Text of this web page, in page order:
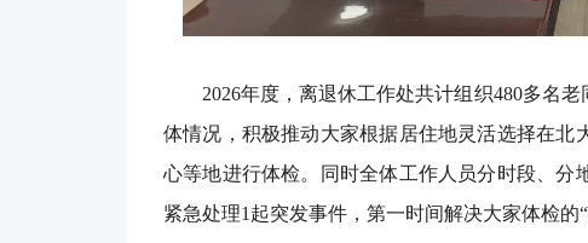
2026年度，离退休工作处共计组织480多名
体情况，积极推动大家根据居住地灵活选择在北
心等地进行体检。同时全体工作人员分时段、分
紧急处理1起突发事件，第一时间解决大家体检的“